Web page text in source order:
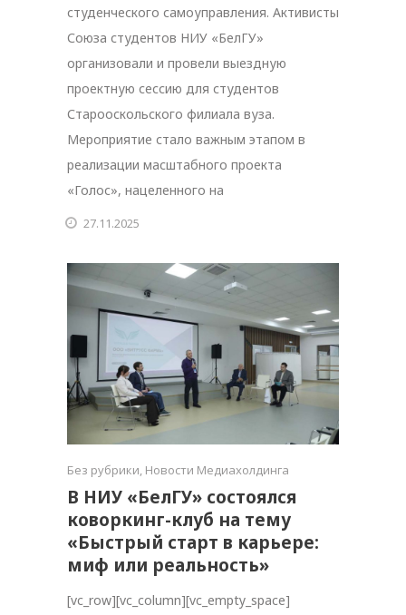
студенческого самоуправления. Активисты
Союза студентов НИУ «БелГУ»
организовали и провели выездную
проектную сессию для студентов
Старооскольского филиала вуза.
Мероприятие стало важным этапом в
реализации масштабного проекта
«Голос», нацеленного на
27.11.2025
Без рубрики, Новости Медиахолдинга
В НИУ «БелГУ» состоялся
коворкинг-клуб на тему
«Быстрый старт в карьере:
миф или реальность»
[vc_row][vc_column][vc_empty_space]